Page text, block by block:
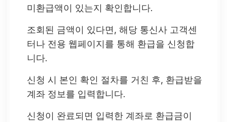
미환급액이 있는지 확인합니다.
조회된 금액이 있다면, 해당 통신사 고객센
터나 전용 웹페이지를 통해 환급을 신청합
니다.
신청 시 본인 확인 절차를 거친 후, 환급받을
계좌 정보를 입력합니다.
신청이 완료되면 입력한 계좌로 환급금이